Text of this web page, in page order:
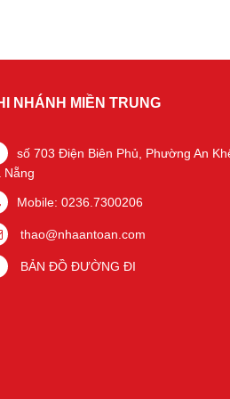
NHÁNH MIỀN TRUNG
số 703 Điện Biên Phủ, Phường An
Nẵng
Mobile: 0236.7300206
thao@nhaantoan.com
BẢN ĐỒ ĐƯỜNG ĐI